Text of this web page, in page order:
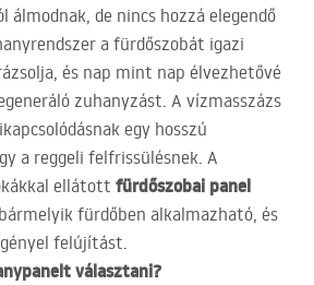
álmodnak, de nincs hozzá elegendő
a fürdőszobát igazi
és nap mint nap élvezhetővé
zuhanyzást. A vízmasszázs
egy hosszú
a reggeli felfrissülésnek. A
ellátott fürdőszobai panel
fürdőben alkalmazható, és
felújítást.
választani?